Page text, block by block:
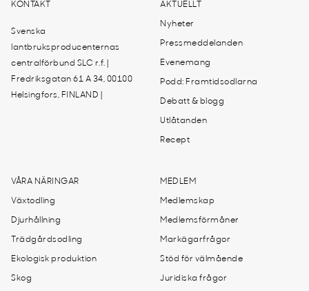
KONTAKT
Svenska
lantbruksproducenternas
centralförbund SLC r.f. |
Fredriksgatan 61 A 34, 00100
Helsingfors, FINLAND |
AKTUELLT
Nyheter
Pressmeddelanden
Evenemang
Podd: Framtidsodlarna
Debatt & blogg
Utlåtanden
Recept
VÅRA NÄRINGAR
Växtodling
Djurhållning
Trädgårdsodling
Ekologisk produktion
Skog
MEDLEM
Medlemskap
Medlemsförmåner
Markägarfrågor
Stöd för välmående
Juridiska frågor